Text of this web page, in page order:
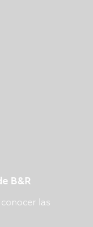
B&R
las